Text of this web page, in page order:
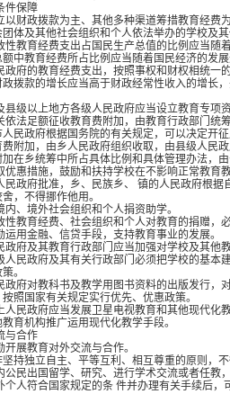
件保障
以财政拨款为主、其他多种渠道筹措教育经
体及其他社会组织和个人依法举办的学校及
性教育经费支出占国民生产总值的比例应当
中教育经费所占比例应当随着国民经济的发
政府的教育经费支出，按照事权和财权相统一
拨款的增长应当高于财政经常性收入的增长
县级以上地方各级人民政府应当设立教育专
依法足额征收教育费附加，由教育行政部门统
民政府根据国务院的有关规定，可以决定开
附加，由乡人民政府组织收取，由县级人民
在乡统筹中所占具体比例和具体管理办法，
优惠措施，鼓励和扶持学校在不影响正常教育
民政府批准，乡、民族乡、 镇的人民政府根
，不得挪作他用。
、境外社会组织和个人捐资助学。
性教育经费、社会组织和个人对教育的捐赠，
用金融、信贷手段，支持教育事业的发展。
政府及其教育行政部门应当加强对学校及其他
人民政府及其有关行政部门必须把学校的基
。
政府对教科书及教学用图书资料的出版发行
照国家有关规定实行优先、优惠政策。
人民政府应当发展卫星电视教育和其他现代化
育机构推广运用现代化教学手段。
与合作
展教育对外交流与合作。
持独立自主、平等互利、相互尊重的原则，
公民出国留学、研究、进行学术交流或者任教
个人符合国家规定的条 件并办理有关手续后